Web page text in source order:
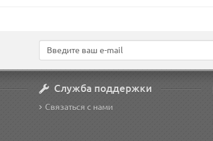
Служба поддержки
Связаться с нами